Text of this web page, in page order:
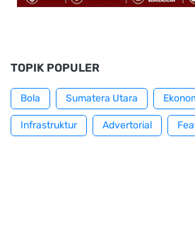
TOPIK POPULER
Bola Sumatera Utara
Infrastruktur Advertorial